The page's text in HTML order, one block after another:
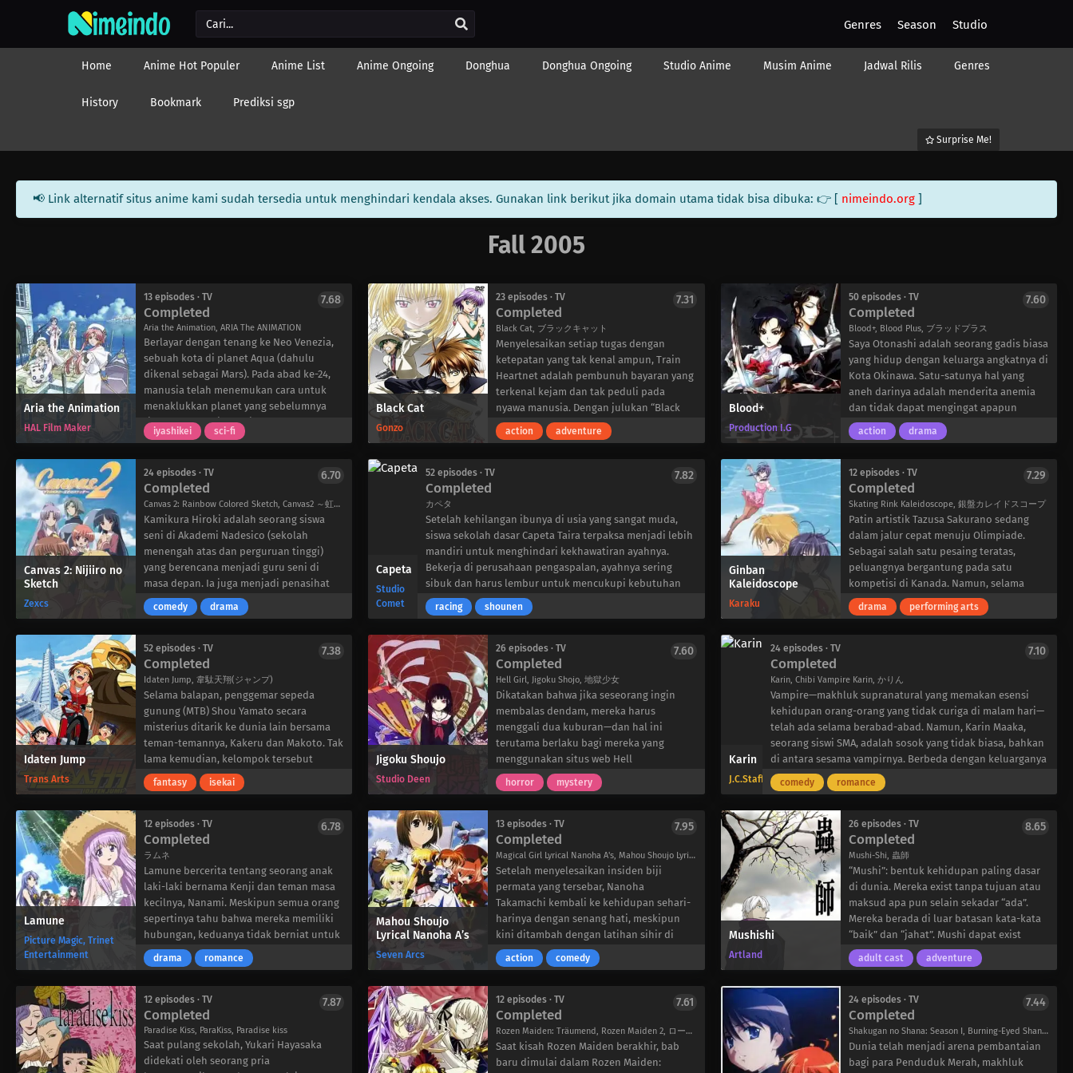
Genres Season Studio
Home Anime Hot Populer Anime List Anime Ongoing Donghua Donghua Ongoing Studio Anime Musim Anime Jadwal Rilis Genres
History Bookmark Prediksi sgp
Surprise Me!
📢 Link alternatif situs anime kami sudah tersedia untuk menghindari kendala akses. Gunakan link berikut jika domain utama tidak bisa dibuka: 👉 [ nimeindo.org ]
Fall 2005
Aria the Animation
HAL Film Maker
13 episodes · TV
Completed
Aria the Animation, ARIA The ANIMATION
7.68
Berlayar dengan tenang ke Neo Venezia,
sebuah kota di planet Aqua (dahulu
dikenal sebagai Mars). Pada abad ke-24,
manusia telah menemukan cara untuk
menaklukkan planet yang sebelumnya
tidak layak huni. Meskipun terdengar
futuristik, Neo Venezia tetap dipenuhi
kanal-kanal lebar dan saluran air menjadi
moda transportasi utama. Kota ini
merupakan replika yang setia dari
Venesia di Manhome (planet yang
dulunya dikenal sebagai Bumi).
Untuk memastikan penduduk dan
wisatawan dapat menikmati keajaiban
Neo Venezia, perusahaan yang
menawarkan tur berpemandu dengan
gondola dibentuk, salah satunya
Ini adalah tempat kerja Akari Mizunashi,
seorang remaja bebas dari Manhome yang
kini menjadi Undine pemula (gelar yang
diberikan kepada pemandu wisata). Ikuti
Akari saat ia mengenal lebih dekat
dengan Undine lain, wisatawan,
penduduk Neo Venezia, dan bahkan kota
itu sendiri, sambil belajar banyak
pelajaran berharga dalam perjalanan,
seperti kebenaran indah bahwa ada
iyashikei sci-fi
Black Cat
Gonzo
23 episodes · TV
Completed
Black Cat, ブラックキャット
7.31
Menyelesaikan setiap tugas dengan
ketepatan yang tak kenal ampun, Train
Heartnet adalah pembunuh bayaran yang
terkenal kejam dan tak peduli pada
nyawa manusia. Dengan julukan “Black
Cat” di dunia bawah tanah, pembunuh
elit ini bekerja untuk organisasi rahasia
Saya Minatsuki, seorang pemburu hadiah
yang misterius, dan segera
mengembangkan persahabatan yang
aneh dengannya. Dipengaruhi oleh
pandangan hidup positif Saya, Train
mulai mempertimbangkan kembali
hidupnya. Memutuskan untuk
Cat, ia memilih untuk menempuh jalan
yang mulia sebagai pemburu hadiah yang
jujur. Namun, Chronos—dan khususnya
Creed Diskenth, bawahan Train yang
posesif—tidak terkesan dengan
perubahan hati Train dan berjanji akan
mengambil tindakan ekstrem untuk
membawa kembali utusan nasib buruk
itu.
Pembunuh bayaran yang kini menjadi
sejauh itu sebelum suara tembakan yang
memekakkan telinga menggema.
action adventure
Blood+
Production I.G
50 episodes · TV
Completed
Blood+, Blood Plus, ブラッドプラス
7.60
Saya Otonashi adalah seorang gadis biasa
yang hidup dengan keluarga angkatnya di
Kota Okinawa. Satu-satunya hal yang
aneh darinya adalah menderita anemia
dan tidak dapat mengingat apapun
tentang hidupnya sebelum setahun yang
lalu.
segera menghantuinya—suatu malam, dia
diserang di sekolah oleh makhluk yang
memakan darah manusia. Saat semua
harapan seolah hilang, seorang pria
misterius bernama Haji muncul dan
mengusir makhluk itu sementara. Namun,
ketika penolongnya memaksanya minum
darahnya, Saya tiba-tiba masuk ke dalam
trance dan membunuh monster itu
dengan mudah, menggunakan darahnya
didirikan dengan tujuan tunggal untuk
mengalahkan makhluk-makhluk neraka.
Kini Saya dan Haji harus bekerja sama
dengan Red Shield untuk melawan
monster-monster menakutkan ini dan
mengungkap rahasia masa lalu gadis itu.
action drama
Canvas 2: Nijiiro no
Sketch
Zexcs
24 episodes · TV
Completed
Canvas 2: Rainbow Colored Sketch, Canvas2 ～虹色のスケッチ～
6.70
Kamikura Hiroki adalah seorang siswa
seni di Akademi Nadesico (sekolah
menengah atas dan perguruan tinggi)
yang berencana menjadi guru seni di
masa depan. Ia juga menjadi penasihat
klub seni sekolah menengah atas tempat
sepupunya, Housen Elis, bersekolah.
seperti Hiroki, Hiroki tampaknya telah
menyerah pada mimpinya dan tidak lagi
melukis. Tampaknya ada trauma misterius
di masa lalu keduanya yang mungkin
telah mengubah mereka. Sementara itu,
sekolah menengah atas tersebut
mempekerjakan guru olahraga baru,
Kikyo Kiri. Pada hari pertama, dia
bertabrakan dengan Hiroki dan terkejut.
Inilah anak laki-laki yang dia akui
comedy drama
Capeta
Studio
Comet
52 episodes · TV
Completed
カペタ
7.82
Setelah kehilangan ibunya di usia yang sangat muda,
siswa sekolah dasar Capeta Taira terpaksa menjadi lebih
mandiri untuk menghindari kekhawatiran ayahnya.
Bekerja di perusahaan pengaspalan, ayahnya sering
sibuk dan harus lembur untuk mencukupi kebutuhan
hidup. Namun, seberapa pun kerasnya dia bersikap di
depan ayahnya, Capeta pada akhirnya hanyalah seorang
Selain tugas rumah tangga biasa, ia harus menghadapi
pengganggu bernama Nobu Andou, yang membuatnya
merasa lebih buruk, meskipun mendapat dukungan dari
teman sekelasnya, Monami Suzuki.
Suatu hari, ayah Capeta melihat para pembalap go-kart
muda balapan dengan kecepatan tinggi dan terinspirasi
oleh pemandangan tersebut. Ia lalu memutuskan untuk
mengumpulkan bagian-bagian bekas yang tersedia di
lintasan dan mulai bekerja pada hadiah untuk anaknya.
Sementara itu, Capeta dan Monami menyelinap ke
sedang melakukan sesuatu. Dengan terkejut, mereka
melihat go-kart yang dibangun dari bagian-bagian
bekas—dengan nama Capeta terpasang di atasnya!
Meskipun tidak memiliki mesin dan terlihat usang, go-
kart tersebut sebagian besar lengkap dan berfungsi.
Meskipun hujan deras, Capeta tidak bisa menahan
keinginan untuk mencoba mesin baru ini. Saat dia
mengemudikan go-kart menuruni jalan basah, insiden
yang hampir menjadi kecelakaan berbahaya justru
menjadi obsesi yang mendebarkan. Tidak lagi bosan
baru saat dia memasuki dunia balap.
racing shounen
Ginban
Kaleidoscope
Karaku
12 episodes · TV
Completed
Skating Rink Kaleidoscope, 銀盤カレイドスコープ
7.29
Patin artistik Tazusa Sakurano sedang
dalam jalur cepat menuju Olimpiade.
Sebagai salah satu pesaing teratas,
peluangnya bergantung pada satu
kompetisi di Kanada. Namun, selama
penampilannya, dia terjatuh dan
kepalanya terbentur es, membuatnya
Setelah kegagalan yang menghancurkan,
Tazusa kembali ke Jepang, tetapi dia
mulai mendengar suara di kepalanya.
Pada kenyataannya, ketika Pete tiba di
gerbang surga, ia ditolak masuk karena
dosanya. Alih-alih, ia diperintahkan
untuk menunggu 100 hari dan kini
terjebak dalam tubuh Tazusa! Tanpa mau
hidupnya—meski tubuhnya terasa sedikit
sesak—Tazusa terus berlatih skating,
sementara suara mengganggu itu
mungkin saja bisa membantunya
mewujudkan mimpinya.
drama performing arts
Idaten Jump
Trans Arts
52 episodes · TV
Completed
Idaten Jump, 韋駄天翔(ジャンプ)
7.38
Selama balapan, penggemar sepeda
gunung (MTB) Shou Yamato secara
misterius ditarik ke dunia lain bersama
teman-temannya, Kakeru dan Makoto. Tak
lama kemudian, kelompok tersebut
menemukan bahwa dunia yang dikenal
sebagai “X-Zone” berpusat pada
ditandai dengan lintasan khusus, aturan
unik, dan kekuatan tersembunyi yang
terpendam dalam sepeda. Satu-satunya
cara untuk kembali ke rumah adalah
dengan menang dan memperoleh
lambang MTB dari para penantang yang
dikalahkan.
Meskipun bingung dan ketakutan dengan
dunia aneh ini, Shou justru merasa
sangat bersemangat. Ia memiliki
pengendara MTB lainnya, membuat teman
baru dan rival, serta mengungkap
kebenaran tersembunyi X-Zone yang
mungkin akan mengubah nasibnya secara
drastis. Shou dan teman-temannya harus
fantasy isekai
Jigoku Shoujo
Studio Deen
26 episodes · TV
Completed
Hell Girl, Jigoku Shojo, 地獄少女
7.60
Dikatakan bahwa jika seseorang ingin
membalas dendam, mereka harus
menggali dua kuburan—dan hal ini
terutama berlaku bagi mereka yang
menggunakan situs web Hell
Correspondence. Tepat pada tengah
malam, domain web yang menakutkan ini
yang memasukkan nama orang yang
mereka benci akan dikunjungi oleh Ai
Enma, Gadis Neraka. Ai menjelaskan
bahwa dia akan mengirim jiwa target ke
neraka, tetapi peminta juga akan berakhir
di neraka ketika mereka meninggal.
Bagi sebagian orang, harga itu terlalu
tinggi; bagi yang lain, tempat mereka
menghabiskan kehidupan setelah mati
tidak berpengaruh pada neraka sehari-
satu hal yang pasti: Gadis Neraka akan
selalu tersedia bagi mereka yang
membutuhkan balas dendam, sementara
dia dengan tegar menjalankan tugasnya
mengantar jiwa-jiwa ke kegelapan.
horror mystery
Karin
J.C.Staff
24 episodes · TV
Completed
Karin, Chibi Vampire Karin, かりん
7.10
Vampire—makhluk supranatural yang memakan esensi
kehidupan orang-orang yang tidak curiga di malam hari—
telah ada selama berabad-abad. Namun, Karin Maaka,
seorang siswi SMA, adalah sosok yang tidak biasa, bahkan
di antara sesama vampirnya. Berbeda dengan keluarganya
yang vampir, sejak kecil Karin menderita polisitemia:
gangguan langka yang membuatnya secara berkala
yang diproduksinya, semakin anemia dan pusing dia
merasa, yang pada akhirnya menyebabkan pendarahan
hidung yang sering.
Solusinya? Memaksa darah berlebihnya ke orang asing
secara acak, yang secara mengejutkan membuat “korban”
tersebut menjadi lebih bersemangat dan bahagia
daripada sebelumnya. Dengan bantuan saudara-
saudaranya—Anju, adik perempuannya yang pendiam
namun penuh kasih sayang, dan Ren, kakak laki-lakinya
yang suka menggoda—yang membantu menjaga rahasia
terpengaruh, tidak ada yang tahu. Namun, hal itu berubah
ketika teman sekelasnya yang baru pindah, Kenta Usui,
merasa perilaku Karin mencurigakan. Dan untuk
memperumit keadaan, Karin merasa darahnya bereaksi
secara tidak biasa terhadap kehadiran Kenta.
comedy romance
Lamune
Picture Magic, Trinet
Entertainment
12 episodes · TV
Completed
ラムネ
6.78
Lamune bercerita tentang seorang anak
laki-laki bernama Kenji dan teman masa
kecilnya, Nanami. Meskipun semua orang
sepertinya tahu bahwa mereka memiliki
hubungan, keduanya tidak berniat untuk
mengembangkan hubungan itu lebih
jauh dari sekadar teman dekat. Cerita ini
menjelaskan mengapa mereka begitu
dekat, dan setiap tindakan yang
dilakukan tidak membuat mereka
berjauhan, melainkan justru
mendekatkan mereka.
drama romance
Mahou Shoujo
Lyrical Nanoha A’s
Seven Arcs
13 episodes · TV
Completed
Magical Girl Lyrical Nanoha A's, Mahou Shoujo Lyrical Nanoha A's, Nanoha Season 2, 魔法少女リリカルなのは エース
7.95
Setelah menyelesaikan insiden biji
permata yang tersebar, Nanoha
Takamachi kembali ke kehidupan sehari-
harinya dengan senang hati, meskipun
kini ditambah dengan latihan sihir di
pagi hari. Bertukar pesan video dengan
Fate Testarossa dan kru Arthra, Nanoha
untuk bertemu mereka secara langsung
lagi. Namun, saat sedang belajar di
kamarnya suatu hari, Raising Heart tiba-
tiba memanggil Nanoha dan
memperingatkannya tentang serangan
action comedy
Mushishi
Artland
26 episodes · TV
Completed
Mushi-Shi, 蟲師
8.65
“Mushi”: bentuk kehidupan paling dasar
di dunia. Mereka exist tanpa tujuan atau
maksud apa pun selain sekadar “ada”.
Mereka berada di luar batasan kata-kata
“baik” dan “jahat”. Mushi dapat exist
dalam berbagai bentuk dan mampu
meniru hal-hal dari alam seperti
seperti pelangi.
Namun, ini hanyalah definisi yang samar-
samar tentang entitas yang menghuni
dunia yang hidup dalam Mushishi, karena
bahkan menyebutnya sebagai bentuk
adult cast adventure
12 episodes · TV
Completed
Paradise Kiss, ParaKiss, Paradise kiss
7.87
Saat pulang sekolah, Yukari Hayasaka
didekati oleh seorang pria
12 episodes · TV
Completed
Rozen Maiden: Träumend, Rozen Maiden 2, ローゼンメイデン トロイメント
7.61
Saat kisah Rozen Maiden berakhir, bab
baru dimulai dalam Rozen Maiden:
24 episodes · TV
Completed
Shakugan no Shana: Season I, Burning-Eyed Shana, 灼眼のシャナ
7.44
Dunia telah menjadi arena pembantaian
bagi para Penduduk Merah, makhluk